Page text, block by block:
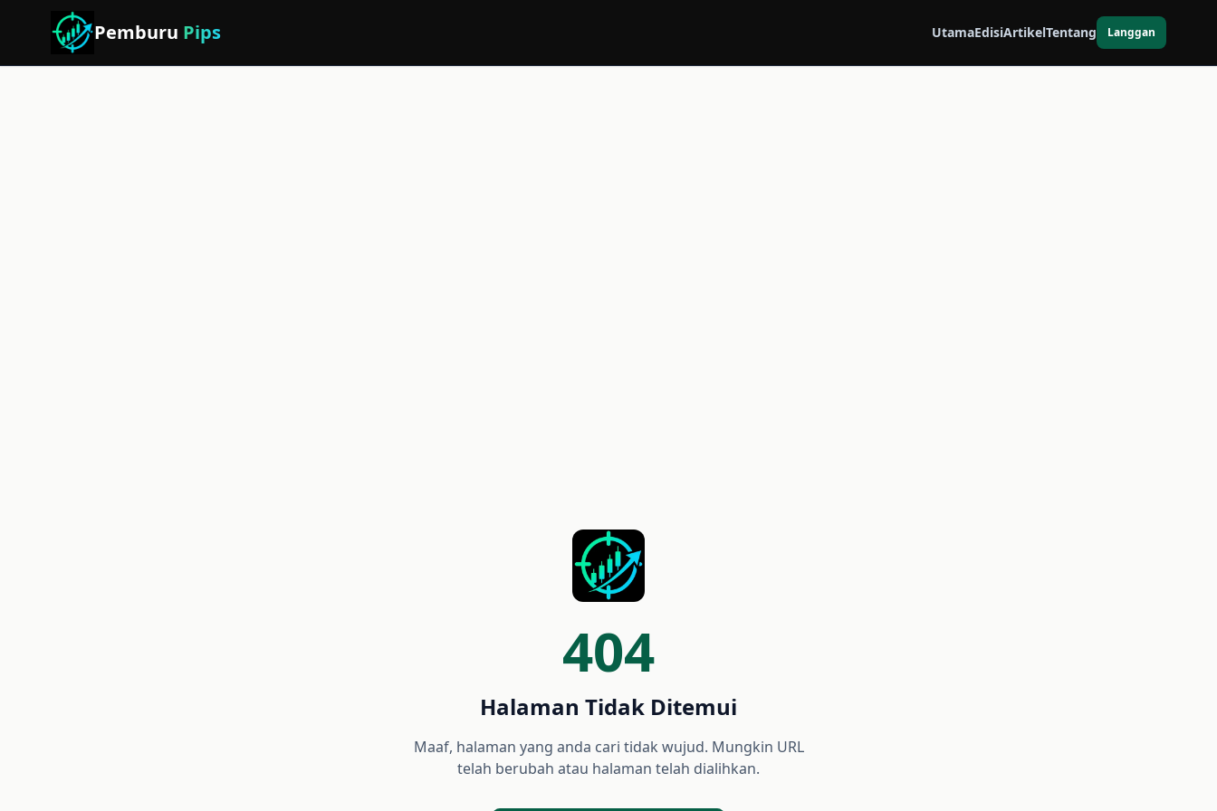
Pemburu Pips UtamaEdisiArtikelTentang Langgan
404
Halaman Tidak Ditemui
Maaf, halaman yang anda cari tidak wujud. Mungkin URL
telah berubah atau halaman telah dialihkan.